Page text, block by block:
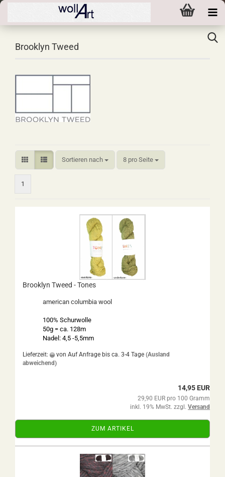
Brooklyn Tweed
Sortieren nach
Sortieren nach 8 pro Seite
pro Seite
1
Brooklyn Tweed - Tones
american columbia wool
100% Schurwolle
50g = ca. 128m
Nadel: 4,5 -5,5mm
Lieferzeit: von Auf Anfrage bis ca. 3-4 Tage (Ausland
abweichend)
14,95 EUR
29,90 EUR pro 100 Gramm
inkl. 19% MwSt. zzgl. Versand
ZUM ARTIKEL